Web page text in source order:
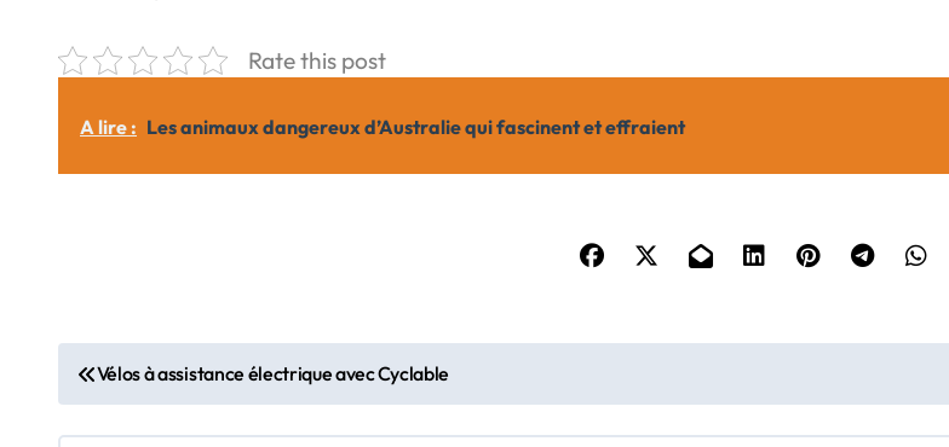
Rate this post
A lire : Les animaux dangereux d’Australie qui fascinent et effraient
N
a
Vélos à assistance électrique avec Cyclable